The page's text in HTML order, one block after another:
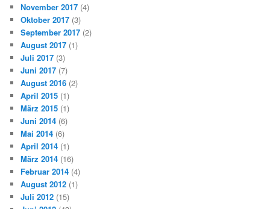
November 2017 (4)
Oktober 2017 (3)
September 2017 (2)
August 2017 (1)
Juli 2017 (3)
Juni 2017 (7)
August 2016 (2)
April 2015 (1)
März 2015 (1)
Juni 2014 (6)
Mai 2014 (6)
April 2014 (1)
März 2014 (16)
Februar 2014 (4)
August 2012 (1)
Juli 2012 (15)